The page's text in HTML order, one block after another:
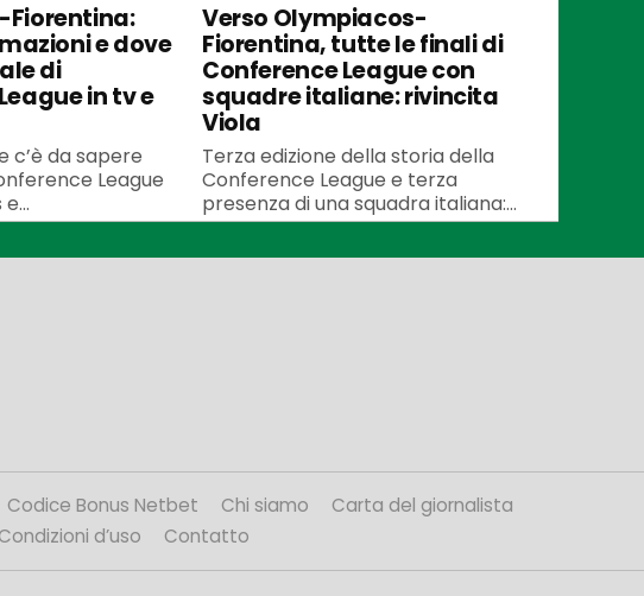
e dove
di
in tv e
c’è da sapere
League
Verso Olympiacos-
Fiorentina, tutte le finali di
Conference League con
squadre italiane: rivincita
Viola
Terza edizione della storia della
Conference League e terza
presenza di una squadra italiana:...
Codice Bonus Netbet Chi siamo
Carta del giornalista
Condizioni d’uso Contatto